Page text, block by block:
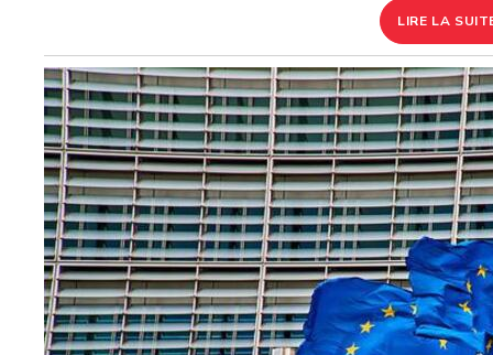
LIRE LA